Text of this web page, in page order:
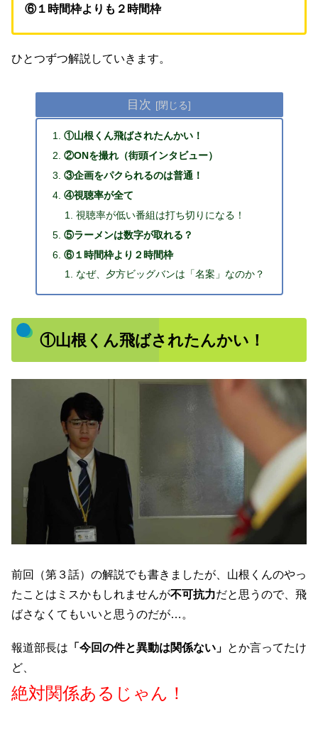
⑥１時間枠よりも２時間枠
ひとつずつ解説していきます。
目次
①山根くん飛ばされたんかい！
②ONを撮れ（街頭インタビュー）
③企画をパクられるのは普通！
④視聴率が全て
視聴率が低い番組は打ち切りになる！
⑤ラーメンは数字が取れる？
⑥１時間枠より２時間枠
なぜ、夕方ビッグバンは「名案」なのか？
①山根くん飛ばされたんかい！
前回（第３話）の解説でも書きましたが、山根くんのやっ
たことはミスかもしれませんが不可抗力だと思うので、飛
ばさなくてもいいと思うのだが…。
報道部長は 「今回の件と異動は関係ない」 とか言ってたけ
ど、
絶対関係あるじゃん！